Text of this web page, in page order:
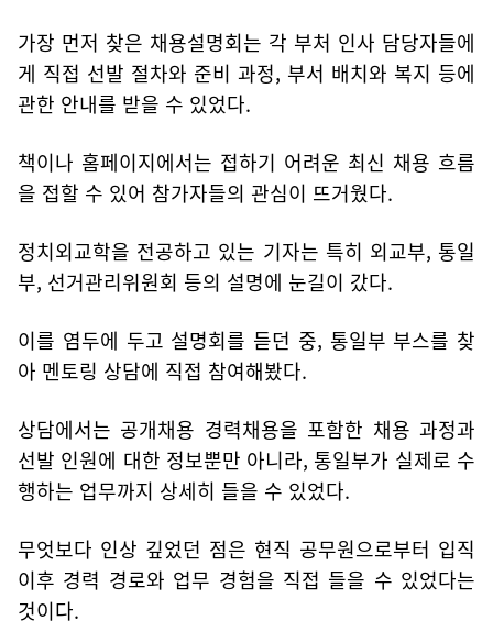
가장 먼저 찾은 채용설명회는 각 부처 인사 담당자들에
게 직접 선발 절차와 준비 과정, 부서 배치와 복지 등에
관한 안내를 받을 수 있었다.
책이나 홈페이지에서는 접하기 어려운 최신 채용 흐름
을 접할 수 있어 참가자들의 관심이 뜨거웠다.
정치외교학을 전공하고 있는 기자는 특히 외교부, 통일
부, 선거관리위원회 등의 설명에 눈길이 갔다.
이를 염두에 두고 설명회를 듣던 중, 통일부 부스를 찾
아 멘토링 상담에 직접 참여해봤다.
상담에서는 공개채용 경력채용을 포함한 채용 과정과
선발 인원에 대한 정보뿐만 아니라, 통일부가 실제로 수
행하는 업무까지 상세히 들을 수 있었다.
무엇보다 인상 깊었던 점은 현직 공무원으로부터 입직
이후 경력 경로와 업무 경험을 직접 들을 수 있었다는
것이다.